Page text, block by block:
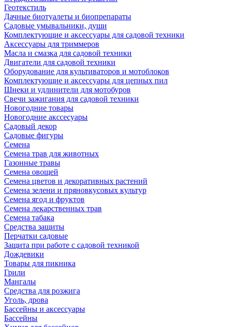
Геотекстиль
Дачные биотуалеты и биопрепараты
Садовые умывальники, души
Комплектующие и аксессуары для садовой техники
Аксессуары для триммеров
Масла и смазка для садовой техники
Двигатели для садовой техники
Оборудование для культиваторов и мотоблоков
Комплектующие и аксессуары для цепных пил
Шнеки и удлинители для мотобуров
Свечи зажигания для садовой техники
Новогодние товары
Новогодние акссесуары
Садовый декор
Садовые фигуры
Семена
Семена трав для животных
Газонные травы
Семена овощей
Семена цветов и декоративных растений
Семена зелени и пряновкусовых культур
Семена ягод и фруктов
Семена лекарственных трав
Семена табака
Средства защиты
Перчатки садовые
Защита при работе с садовой техникой
Дождевики
Товары для пикника
Грили
Мангалы
Средства для розжига
Уголь, дрова
Бассейны и аксессуары
Бассейны